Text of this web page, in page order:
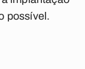
possível.